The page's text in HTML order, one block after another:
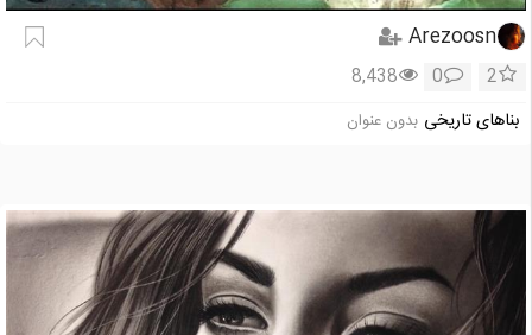
Arezoosn
2
0
8,438
بناهای تاریخی بدون عنوان